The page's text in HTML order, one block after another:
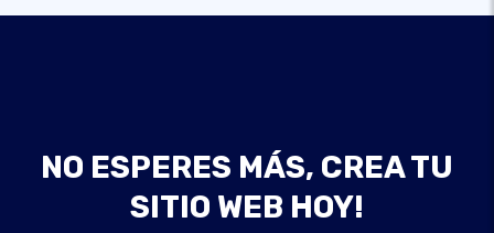
NO ESPERES MÁS, CREA TU
SITIO WEB HOY!